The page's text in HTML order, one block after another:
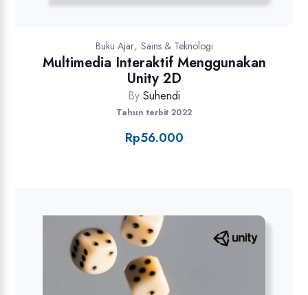
Buku Ajar, Sains & Teknologi
Multimedia Interaktif Menggunakan
Unity 2D
By Suhendi
Tahun terbit 2022
Rp56.000